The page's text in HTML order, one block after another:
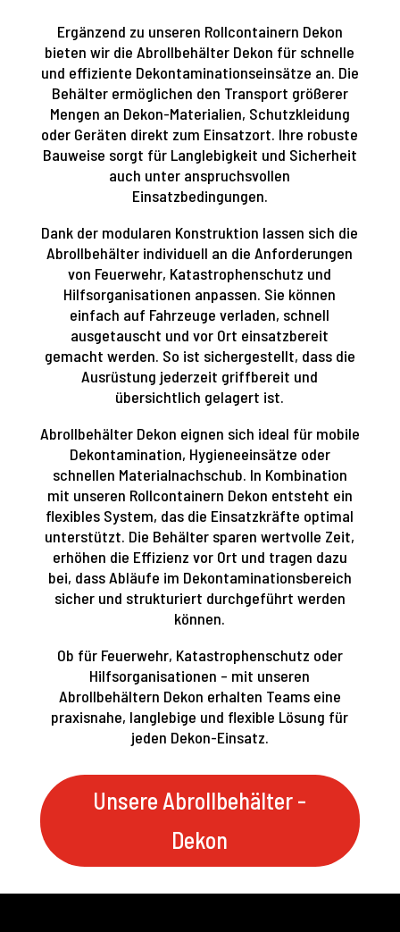
Ergänzend zu unseren Rollcontainern Dekon
bieten wir die Abrollbehälter Dekon für schnelle
und effiziente Dekontaminationseinsätze an. Die
Behälter ermöglichen den Transport größerer
Mengen an Dekon-Materialien, Schutzkleidung
oder Geräten direkt zum Einsatzort. Ihre robuste
Bauweise sorgt für Langlebigkeit und Sicherheit
auch unter anspruchsvollen
Einsatzbedingungen.
Dank der modularen Konstruktion lassen sich die
Abrollbehälter individuell an die Anforderungen
von Feuerwehr, Katastrophenschutz und
Hilfsorganisationen anpassen. Sie können
einfach auf Fahrzeuge verladen, schnell
ausgetauscht und vor Ort einsatzbereit
gemacht werden. So ist sichergestellt, dass die
Ausrüstung jederzeit griffbereit und
übersichtlich gelagert ist.
Abrollbehälter Dekon eignen sich ideal für mobile
Dekontamination, Hygieneeinsätze oder
schnellen Materialnachschub. In Kombination
mit unseren Rollcontainern Dekon entsteht ein
flexibles System, das die Einsatzkräfte optimal
unterstützt. Die Behälter sparen wertvolle Zeit,
erhöhen die Effizienz vor Ort und tragen dazu
bei, dass Abläufe im Dekontaminationsbereich
sicher und strukturiert durchgeführt werden
können.
Ob für Feuerwehr, Katastrophenschutz oder
Hilfsorganisationen – mit unseren
Abrollbehältern Dekon erhalten Teams eine
praxisnahe, langlebige und flexible Lösung für
jeden Dekon-Einsatz.
Unsere Abrollbehälter -
Dekon